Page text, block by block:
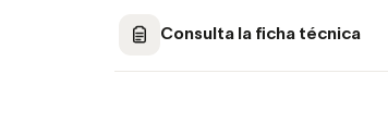
Consulta la ficha técnica